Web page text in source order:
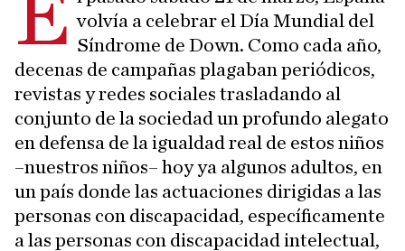
E volvía a celebrar el Día Mundial del
Síndrome de Down. Como cada año,
decenas de campañas plagaban periódicos,
revistas y redes sociales trasladando al
conjunto de la sociedad un profundo alegato
en defensa de la igualdad real de estos niños
–nuestros niños– hoy ya algunos adultos, en
un país donde las actuaciones dirigidas a las
personas con discapacidad, específicamente
a las personas con discapacidad intelectual,